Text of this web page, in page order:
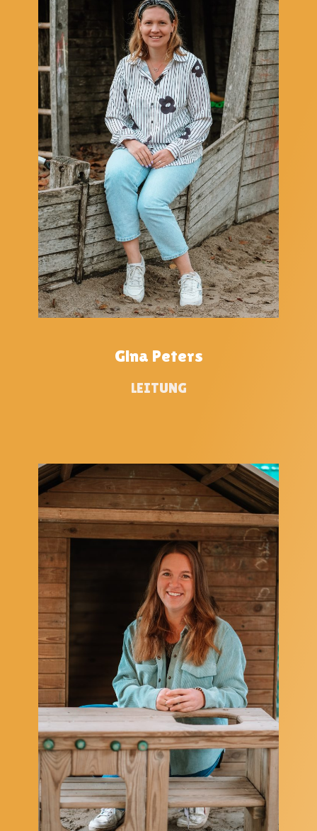
Gina Peters
LEITUNG